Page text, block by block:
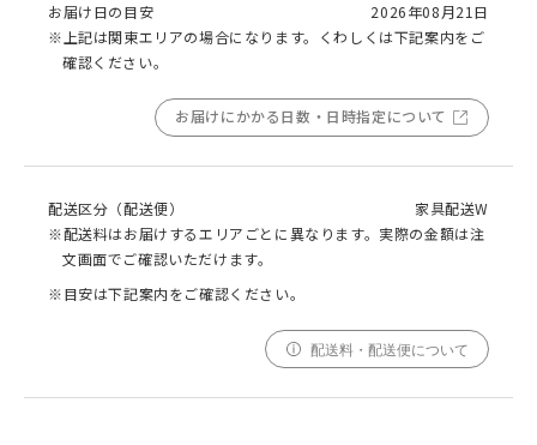
お届け日の目安
2026年08月21日
※上記は関東エリアの場合になります。くわしくは下記案内をご
確認ください。
お届けにかかる日数・日時指定について
配送区分（配送便）
家具配送W
※配送料はお届けするエリアごとに異なります。実際の金額は注
文画面でご確認いただけます。
※目安は下記案内をご確認ください。
配送料・配送便について